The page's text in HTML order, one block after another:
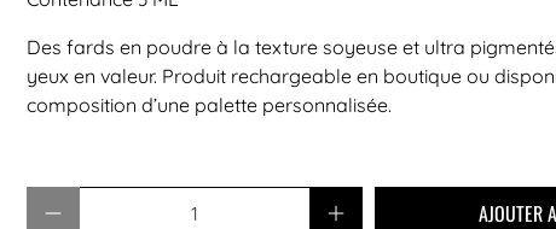
Des fards en poudre à la texture soyeuse et ultra
yeux en valeur. Produit rechargeable en boutique ou
composition d’une palette personnalisée.
AJOUTER